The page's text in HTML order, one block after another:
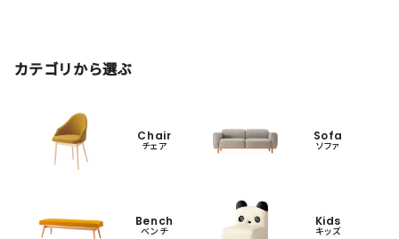
カテゴリから選ぶ
Chair
チェア
Sofa
ソファ
Bench
ベンチ
Kids
キッズ